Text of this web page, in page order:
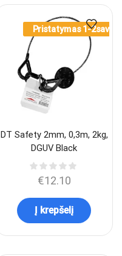
Pristatymas 1-2sav.
DT Safety 2mm, 0,3m, 2kg,
DGUV Black
€12.10
Į krepšelį